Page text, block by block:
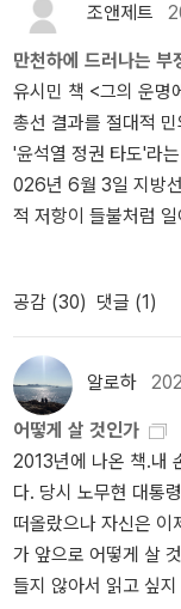
실''에서 인간의 유한
이런 점에서 그의 정
도 같은 책은 아니었
일 준비를 한다는 것
이 아니라 하나의 자
이야기를 통해서 나아
서 만나고자 하였다.
게 향유해야만 할 것
다는 것이다. 이젠 정
수 있으므로 즐길 수
다. 열정이 아무리 흘
되질 못하던가 혹은
조건이 서포트 되지
런 경우는 주위에서도
쌍 우울하다. 그렇다
는 사뭇 달라진다. 문
어디로 조준이 되어야
이 어떤 과녁으로 조
할 것이다. 질문이 같
장을 통해, '놀고 일하
마치는 헛된 생각들'을
렬히 비판한다. 임상
을 '사랑, 일, 놀이'라
가치를 덧붙인다. 연
잡는 것'이며, '공감을
생물학은 인간이 설
를 공유한 가족과 친
것은 자연스러운 일이
하지 않은 타인의 복
적 자원의 많은 부분
'혈연 집단에 대해서만
가치와 실천을 도모한
선택한 진보주의는,
실의 권력 투쟁에서
지키지 못한다. 그럼
진화하는 것 또한 사
흔들고 소리를 지르
리가 주인공이어야 하
라잉넛이란 펑크하는
까지 역임한 사람이
무런 망설임 없이 그
행복이 아닌가? 자본
으로 인간을 모두 올
도 결국 마음의 빈 공
이유는 그들은 돈이
의 인생은 곧 놀이이
술과 같은 삶을 살아
관에 전시된 박제된
에서 우리가 진짜 살
게 아니라 끊임없이
공간은 있는가? 삶이
가? 그런 점에서 열정
인생이란 행복이란 있
린 직원이 나에게 아
에게 기쁨을 주는 일
에 썼다고 말하기도
기를 하면서 자유롭게
도 먼저 자신이 즐거
람과 나누는 일을 하
으로 표출하면서 살고
죽을 것인가'에 대한
아 온 것일까?' '계속
구인가?'. '나는 무엇
마땅히 던져야 할 질
르는 질문이기에, 이
로에게 던져 보게 될
야 하기에 존엄사에
서 제 3장에서는 '평생
로 이것이 그가 가장
처한 당면한 과제일
공해서 유창하게 풀
을 차지한다고 보면
그는 책 머리말에서
라 적잖이 어려움을
금까지 썼던 책 중에
철저히 했다고 한다.
‘내려놓음’이 돋보인
으로부터 2년 전 조국
그는 치고
치라는 ‘게임’의 법칙
있습니다. 이 ‘낙인’
지 않고 야멸치게 비판
마이북, 2010, 277쪽)
유시민을 어떻게 바라
서 억울하다고 말한다
의 변(辯)은 재미있다
켜 자신의 모습을 반
‘희극 여배우’를 흉내
사는 삶에 대한 이타
부른다. 연대 의식은
품격 있게 만드는 제4
다. 병원에는 아픈 사
통시장과는 다르지만
지다. 잘 먹고 건강해
홉 살까지 팔팔하게
이 살고, 구차함이 없
는 연착륙이다. 지난
조앤제트
만천하에 드러나는 부
유시민 책 <그의 운
총선 결과를 절대적
'윤석열 정권 타도'라
026년 6월 3일 지방
적 저항이 들불처럼
거의 공정성 의혹을
정당성을 기만하고 오
저격하는 확증편향적
로 보인다. 이 책이 가
세히 비판하면 아래와
호도와 여론 기만• 부
투표와 당일투표의 비
수치 등 수많은 부정
는 이러한 시스템적
논의 자체를 봉쇄하였
를 오직 ‘정권 심판’
공감 (30) 댓글 (1)
알로하
어떻게 살 것인가
2013년에 나온 책.내
다. 당시 노무현 대통
떠올랐으나 자신은 이
가 앞으로 어떻게 살
들지 않아서 읽고 싶